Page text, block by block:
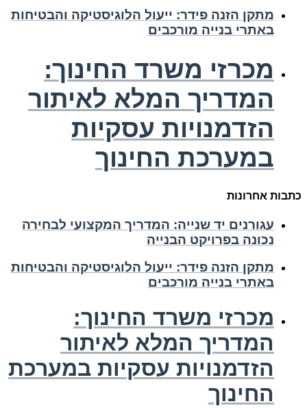
מתקן הזנה פידר: ייעול הלוגיסטיקה והבטיחות
באתרי בנייה מורכבים
מכרזי משרד החינוך:
המדריך המלא לאיתור
הזדמנויות עסקיות
במערכת החינוך
כתבות אחרונות
עגורנים יד שנייה: המדריך המקצועי לבחירה
נכונה בפרויקט הבנייה
מתקן הזנה פידר: ייעול הלוגיסטיקה והבטיחות
באתרי בנייה מורכבים
מכרזי משרד החינוך:
המדריך המלא לאיתור
הזדמנויות עסקיות במערכת
החינוך